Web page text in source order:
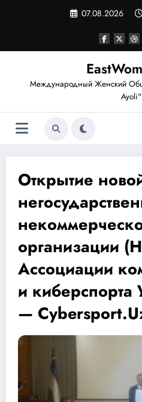
07.08.2026
Международный Женский
Ayoli"
Открытие
организации
Ассоциации
и киберспорта
—